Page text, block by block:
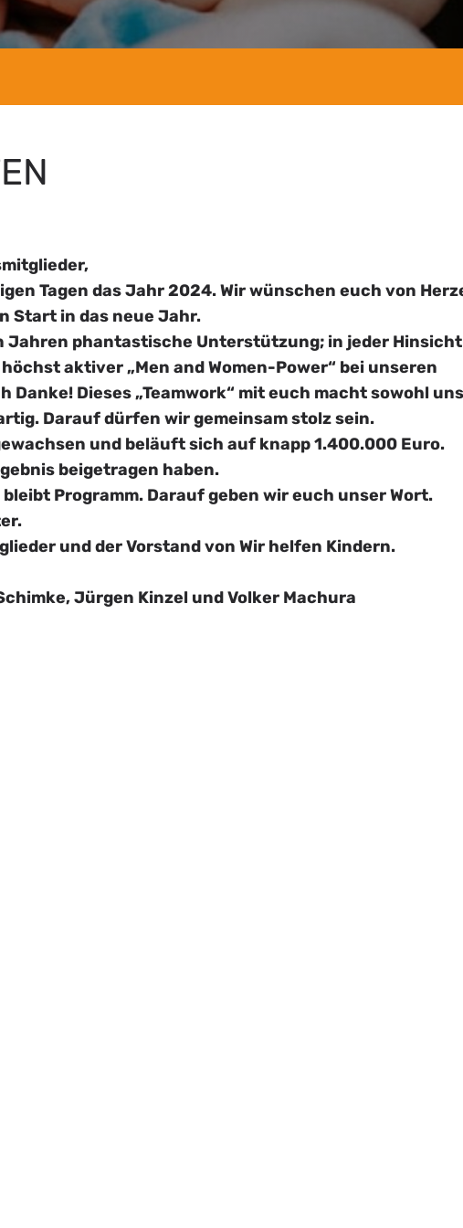
Tagen das Jahr 2024. Wir wünschen euch von
Start in das neue Jahr.
Jahren phantastische Unterstützung; in jeder
aktiver „Men and Women-Power“ bei unseren
Dieses „Teamwork“ mit euch macht sowohl
Darauf dürfen wir gemeinsam stolz sein.
und beläuft sich auf knapp 1.400.000 Euro.
beigetragen haben.
Programm. Darauf geben wir euch unser Wort.
und der Vorstand von Wir helfen Kindern.
Jürgen Kinzel und Volker Machura